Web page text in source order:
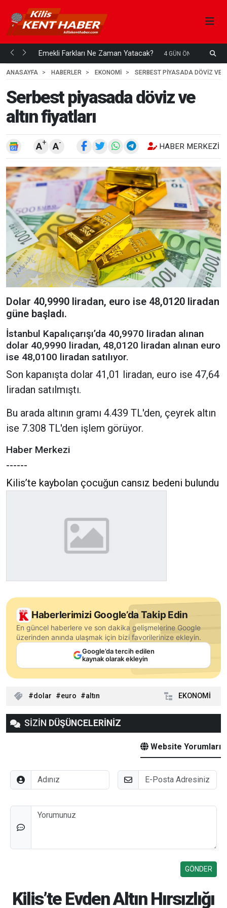
mi... Emekli Farkları Ne Zaman Yatacak? 4 GÜN ÖNCE
ANASAYFA
HABERLER EKONOMİ SERBEST PIYASADA DÖVIZ VE
Serbest piyasada döviz ve
altın fiyatları
A+ A- HABER MERKEZI
Dolar 40,9990 liradan, euro ise 48,0120 liradan
güne başladı.
İstanbul Kapalıçarışı’da 40,9970 liradan alınan
dolar 40,9990 liradan, 48,0120 liradan alınan euro
ise 48,0100 liradan satılıyor.
Son kapanışta dolar 41,01 liradan, euro ise 47,64
liradan satılmıştı.
Bu arada altının gramı 4.439 TL'den, çeyrek altın
ise 7.308 TL'den işlem görüyor.
Haber Merkezi
------
Kilis’te kaybolan çocuğun cansız bedeni bulundu
Haberlerimizi Google’da Takip Edin
En güncel haberlere ve son dakika gelişmelerine Google
üzerinden anında ulaşmak için bizi favorilerinize ekleyin.
Google’da tercih edilen
kaynak olarak ekleyin
dolar euro altın EKONOMİ
SİZİN DÜŞÜNCELERİNİZ
Website Yorumları
Adınız E-Posta
Düşünceleriniz
Kilis’te Evden Altın Hırsızlığı